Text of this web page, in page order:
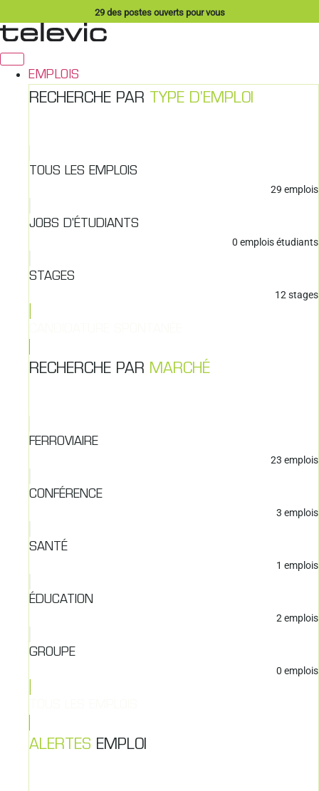
au
contenu
29des postes ouverts pour vous
EMPLOIS
RECHERCHE PAR TYPE D'EMPLOI
TOUS LES EMPLOIS
29 emplois
JOBS D'ÉTUDIANTS
0 emplois étudiants
STAGES
12stages
RECHERCHE PAR MARCHÉ
FERROVIAIRE
23 emplois
CONFÉRENCE
3 emplois
SANTÉ
1 emplois
ÉDUCATION
2emplois
GROUPE
0 emplois
ALERTES EMPLOI